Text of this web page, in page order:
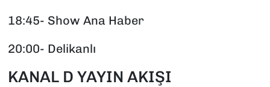
18:45- Show Ana Haber
20:00- Delikanlı
KANAL D YAYIN AKIŞI